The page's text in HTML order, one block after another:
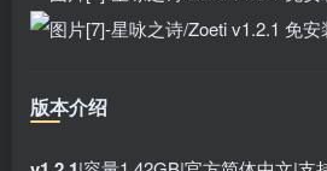
版本介绍